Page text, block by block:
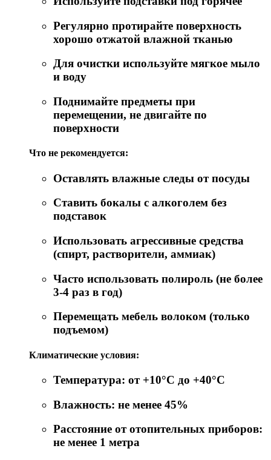
Регулярно протирайте поверхность
хорошо отжатой влажной тканью
Для очистки используйте мягкое мыло
и воду
Поднимайте предметы при
перемещении, не двигайте по
поверхности
Что не рекомендуется:
Оставлять влажные следы от посуды
Ставить бокалы с алкоголем без
подставок
Использовать агрессивные средства
(спирт, растворители, аммиак)
Часто использовать полироль (не более
3-4 раз в год)
Перемещать мебель волоком (только
подъемом)
Климатические условия:
Температура: от +10°C до +40°C
Влажность: не менее 45%
Расстояние от отопительных приборов:
не менее 1 метра